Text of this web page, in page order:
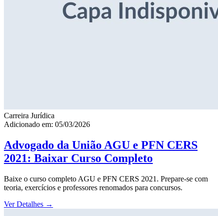
Carreira Jurídica
Adicionado em: 05/03/2026
Advogado da União AGU e PFN CERS
2021: Baixar Curso Completo
Baixe o curso completo AGU e PFN CERS 2021. Prepare-se com
teoria, exercícios e professores renomados para concursos.
Ver Detalhes →